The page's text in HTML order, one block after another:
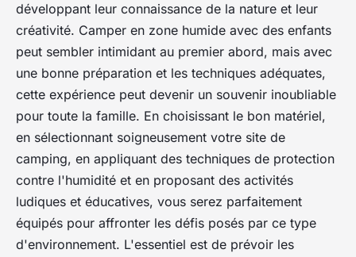
développant leur connaissance de la nature et leur
créativité. Camper en zone humide avec des enfants
peut sembler intimidant au premier abord, mais avec
une bonne préparation et les techniques adéquates,
cette expérience peut devenir un souvenir inoubliable
pour toute la famille. En choisissant le bon matériel,
en sélectionnant soigneusement votre site de
camping, en appliquant des techniques de protection
contre l'humidité et en proposant des activités
ludiques et éducatives, vous serez parfaitement
équipés pour affronter les défis posés par ce type
d'environnement. L'essentiel est de prévoir les